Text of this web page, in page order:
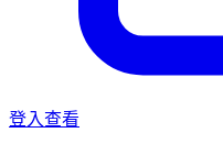
登入查看